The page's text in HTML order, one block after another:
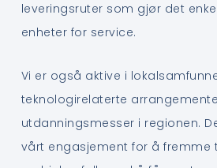
leveringsruter som gjør det
enheter for service.
Vi er også aktive i
teknologirelaterte
utdanningsmesser i regionen.
vårt engasjement for å fremme